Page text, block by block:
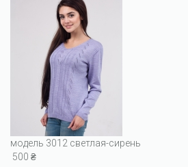
модель 3012 светлая-сирень
500 ₴